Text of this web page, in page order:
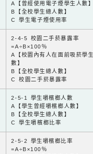
A【曾經使用電子煙學生人數
B【全校學生總人數】
C 學生電子煙使用率
2-4-5 校園二手菸暴露率
=A÷B×100％
A【校園內有人在面前吸菸學
數】
B【全校學生總人數】
C 校園二手菸暴露率
2-5-1 學生嚼檳榔人數
A【學生曾經嚼檳榔人數】
B【全校學生總人數】
C 學生嚼檳榔比率
2-5-2 學生嚼檳榔比率
=A÷B×100％